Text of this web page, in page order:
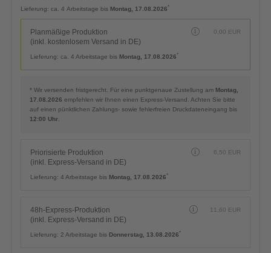
Lieferung: ca. 4 Arbeitstage bis Montag, 17.08.2026*
Planmäßige Produktion
(inkl. kostenlosem Versand in DE)
0,00 EUR
Lieferung: ca. 4 Arbeitstage bis Montag, 17.08.2026*
* Wir versenden fristgerecht. Für eine punktgenaue Zustellung am Montag,
17.08.2026 empfehlen wir Ihnen einen Express-Versand. Achten Sie bitte
auf einen pünktlichen Zahlungs- sowie fehlerfreien Druckdateneingang bis
12:00 Uhr
Priorisierte Produktion
(inkl. Express-Versand in DE)
6,50 EUR
Lieferung: 4 Arbeitstage bis Montag, 17.08.2026*
48h-Express-Produktion
(inkl. Express-Versand in DE)
11,60 EUR
Lieferung: 2 Arbeitstage bis Donnerstag, 13.08.2026*